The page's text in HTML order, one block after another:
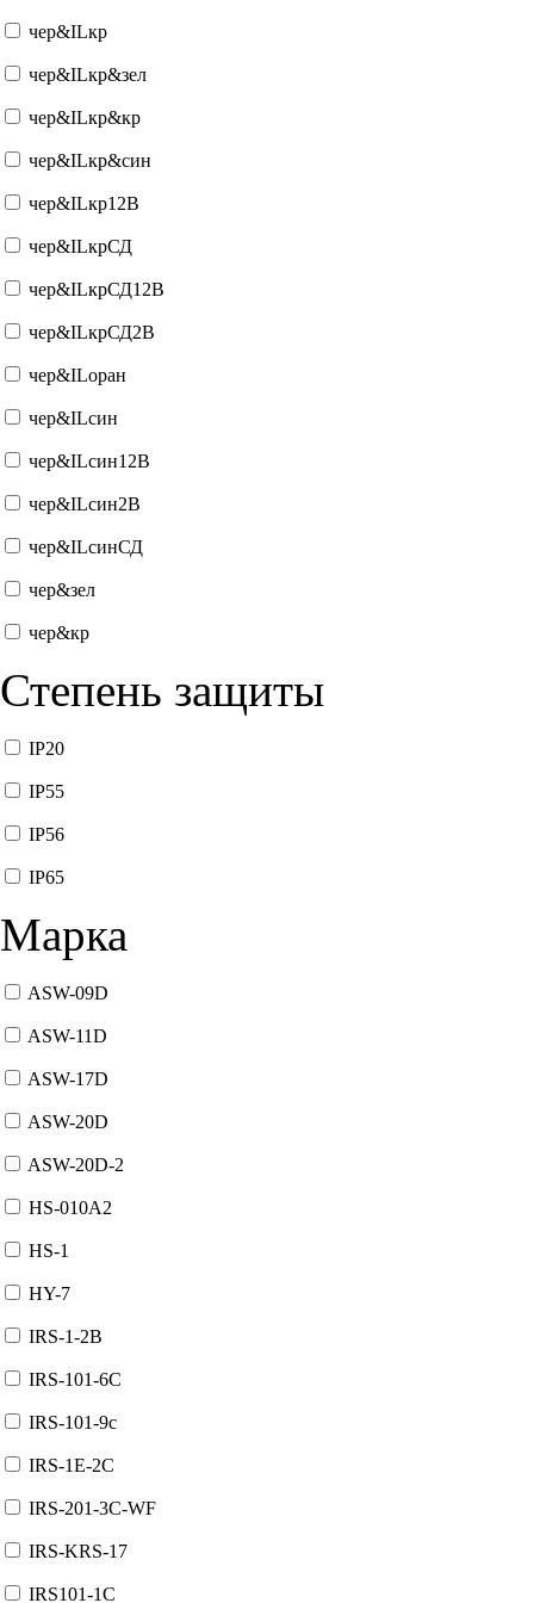
чер&ILкр
чер&ILкр&зел
чер&ILкр&кр
чер&ILкр&син
чер&ILкр12В
чер&ILкрСД
чер&ILкрСД12В
чер&ILкрСД2В
чер&ILоран
чер&ILсин
чер&ILсин12В
чер&ILсин2В
чер&ILсинСД
чер&зел
чер&кр
Степень защиты
IP20
IP55
IP56
IP65
Марка
ASW-09D
ASW-11D
ASW-17D
ASW-20D
ASW-20D-2
HS-010A2
HS-1
HY-7
IRS-1-2B
IRS-101-6C
IRS-101-9c
IRS-1E-2C
IRS-201-3C-WF
IRS-KRS-17
IRS101-1C